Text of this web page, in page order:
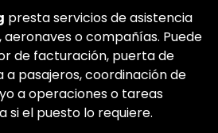
presta servicios de asistencia
o compañías. Puede
de facturación, puerta de
a pasajeros, coordinación de
a operaciones o tareas
si el puesto lo requiere.